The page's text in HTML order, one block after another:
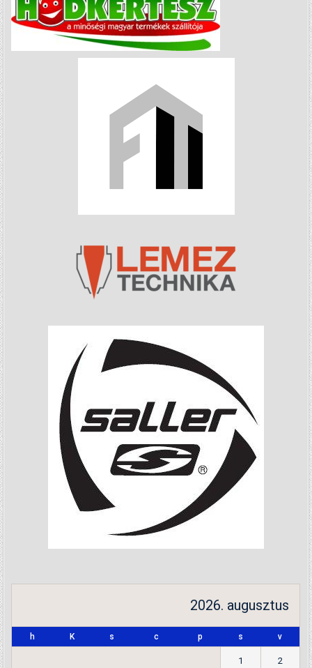
2026. augusztus
h K s c p s v
1 2